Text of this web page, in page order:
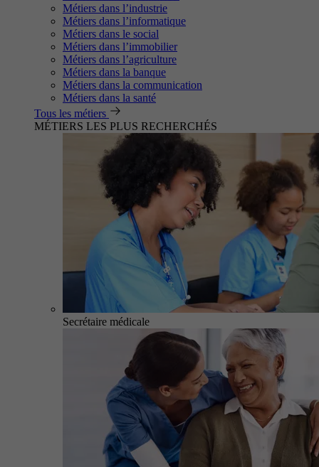
Métiers dans l’industrie
Métiers dans l’informatique
Métiers dans le social
Métiers dans l’immobilier
Métiers dans l’agriculture
Métiers dans la banque
Métiers dans la communication
Métiers dans la santé
Tous les métiers
MÉTIERS LES PLUS RECHERCHÉS
Secrétaire médicale